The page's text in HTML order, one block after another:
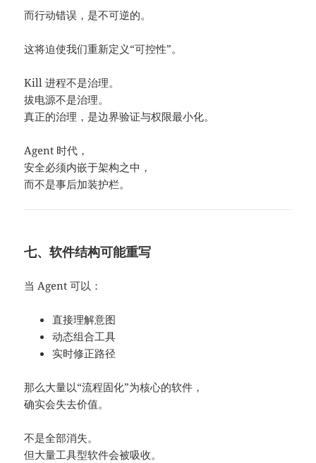
而行动错误，是不可逆的。
这将迫使我们重新定义“可控性”。
Kill 进程不是治理。
拔电源不是治理。
真正的治理，是边界验证与权限最小化。
Agent 时代，
安全必须内嵌于架构之中，
而不是事后加装护栏。
七、软件结构可能重写
当 Agent 可以：
直接理解意图
动态组合工具
实时修正路径
那么大量以“流程固化”为核心的软件，
确实会失去价值。
不是全部消失。
但大量工具型软件会被吸收。